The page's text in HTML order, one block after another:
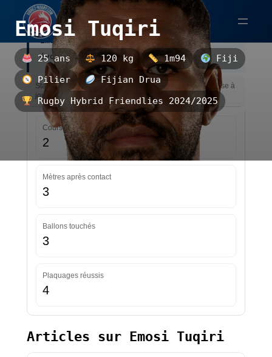
Aller
contenu
Emosi Tuqiri
25 ans 120 kg 1m94
Fiji
Pilier
Fijian Drua
Rugby Hybrid Friendlies 2024/2025
Emosi Tuqiri est un pilier fidjien,
évoluant au Fijian Drua.
Statistiques — Rugby Hybrid Friendlies 2024/2025 — Mise à
jour le 30/03/2026 08:14
Courses
2
Mètres après contact
3
Ballons touchés
3
Plaquages réussis
4
Articles sur Emosi Tuqiri